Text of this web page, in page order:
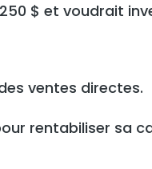
$ et voudrait
ventes directes.
rentabiliser sa